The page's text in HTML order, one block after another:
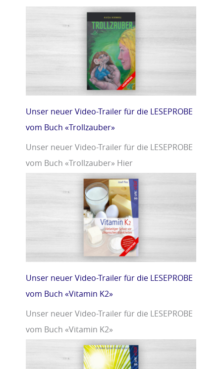
Unser neuer Video-Trailer für die LESEPROBE
vom Buch «Trollzauber»
Unser neuer Video-Trailer für die LESEPROBE
vom Buch «Trollzauber» Hier
Unser neuer Video-Trailer für die LESEPROBE
vom Buch «Vitamin K2»
Unser neuer Video-Trailer für die LESEPROBE
vom Buch «Vitamin K2»